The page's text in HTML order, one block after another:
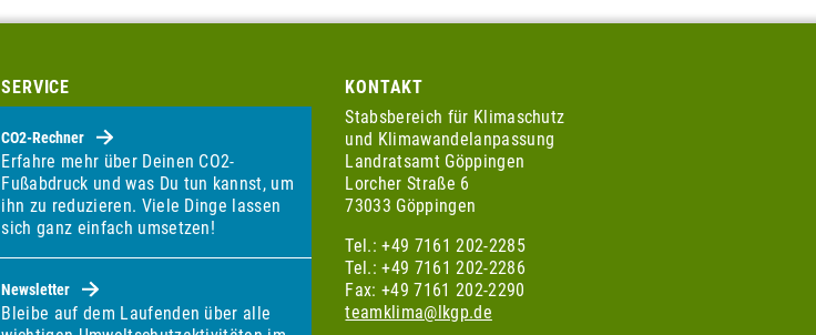
SERVICE
CO2-Rechner
Erfahre mehr über Deinen CO2-
Fußabdruck und was Du tun kannst, um
ihn zu reduzieren. Viele Dinge lassen
sich ganz einfach umsetzen!
Newsletter
Bleibe auf dem Laufenden über alle
KONTAKT
Stabsbereich für Klimaschutz
und Klimawandelanpassung
Landratsamt Göppingen
Lorcher Straße 6
73033 Göppingen
Tel.: +49 7161 202-2285
Tel.: +49 7161 202-2286
Fax: +49 7161 202-2290
teamklima@lkgp.de